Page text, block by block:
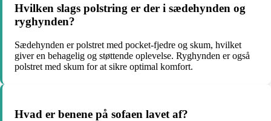
Hvilken slags polstring er der i sædehynden og
ryghynden?
Sædehynden er polstret med pocket-fjedre og skum, hvilket
giver en behagelig og støttende oplevelse. Ryghynden er også
polstret med skum for at sikre optimal komfort.
Hvad er benene på sofaen lavet af?